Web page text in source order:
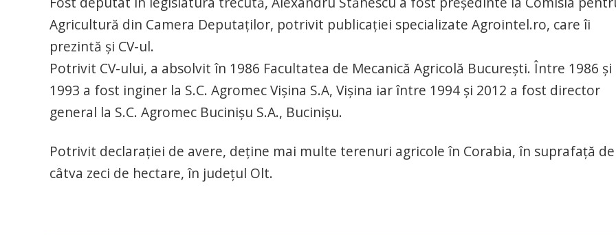
Agricultură din Camera Deputaților, potrivit publicației specializate Agrointel.ro, care îi
prezintă și CV-ul.
Potrivit CV-ului, a absolvit în 1986 Facultatea de Mecanică Agricolă București. Între 1986 și
1993 a fost inginer la S.C. Agromec Vișina S.A, Vișina iar între 1994 și 2012 a fost director
general la S.C. Agromec Bucinișu S.A., Bucinișu.
Potrivit declarației de avere, deține mai multe terenuri agricole în Corabia, în suprafață de
câtva zeci de hectare, în județul Olt.